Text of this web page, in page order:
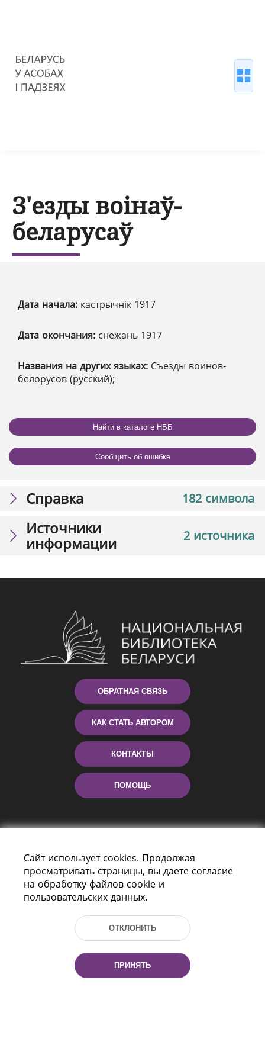
З'езды воінаў-
беларусаў
Дата начала: кастрычнік 1917
Дата окончания: снежань 1917
Названия на других языках: Съезды воинов-
белорусов (русский);
Найти в каталоге НББ
Сообщить об ошибке
182 символа
Справка
2 источника
Источники
информации
ОБРАТНАЯ СВЯЗЬ
КАК СТАТЬ АВТОРОМ
КОНТАКТЫ
ПОМОЩЬ
Пр-т Независимости 116
Тел.: (+375 17) 368 37 37, Факс: (+375 17)
Эл. почта: inbox@nlb.by
Сайт использует cookies. Продолжая
просматривать страницы, вы даете согласие
на обработку файлов cookie и
пользовательских данных.
ОТКЛОНИТЬ
ПРИНЯТЬ